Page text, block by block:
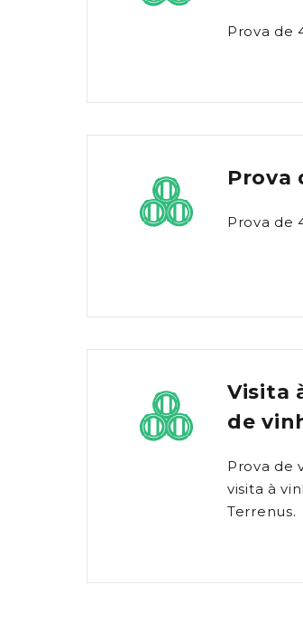
Prova de
Prova
Prova de
Visita
de
Prova de
visita à
Terrenus.